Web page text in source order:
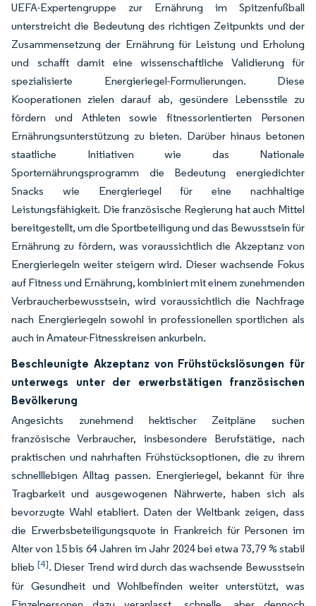
UEFA-Expertengruppe zur Ernährung im Spitzenfußball
unterstreicht die Bedeutung des richtigen Zeitpunkts und der
Zusammensetzung der Ernährung für Leistung und Erholung
und schafft damit eine wissenschaftliche Validierung für
spezialisierte Energieriegel-Formulierungen. Diese
Kooperationen zielen darauf ab, gesündere Lebensstile zu
fördern und Athleten sowie fitnessorientierten Personen
Ernährungsunterstützung zu bieten. Darüber hinaus betonen
staatliche Initiativen wie das Nationale
Sporternährungsprogramm die Bedeutung energiedichter
Snacks wie Energieriegel für eine nachhaltige
Leistungsfähigkeit. Die französische Regierung hat auch Mittel
bereitgestellt, um die Sportbeteiligung und das Bewusstsein für
Ernährung zu fördern, was voraussichtlich die Akzeptanz von
Energieriegeln weiter steigern wird. Dieser wachsende Fokus
auf Fitness und Ernährung, kombiniert mit einem zunehmenden
Verbraucherbewusstsein, wird voraussichtlich die Nachfrage
nach Energieriegeln sowohl in professionellen sportlichen als
auch in Amateur-Fitnesskreisen ankurbeln.
Beschleunigte Akzeptanz von Frühstückslösungen für
unterwegs unter der erwerbstätigen französischen
Bevölkerung
Angesichts zunehmend hektischer Zeitpläne suchen
französische Verbraucher, insbesondere Berufstätige, nach
praktischen und nahrhaften Frühstücksoptionen, die zu ihrem
schnelllebigen Alltag passen. Energieriegel, bekannt für ihre
Tragbarkeit und ausgewogenen Nährwerte, haben sich als
bevorzugte Wahl etabliert. Daten der Weltbank zeigen, dass
die Erwerbsbeteiligungsquote in Frankreich für Personen im
Alter von 15 bis 64 Jahren im Jahr 2024 bei etwa 73,79 % stabil
blieb [4]. Dieser Trend wird durch das wachsende Bewusstsein
für Gesundheit und Wohlbefinden weiter unterstützt, was